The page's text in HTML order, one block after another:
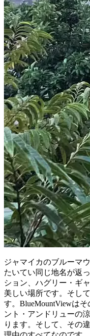
ジャマイカのブルーマ
たいてい同じ地名が返
ション、ハグリー・ギ
美しい場所です。そし
す。BlueMountViewは
ント・アンドリューの
ります。そして、その